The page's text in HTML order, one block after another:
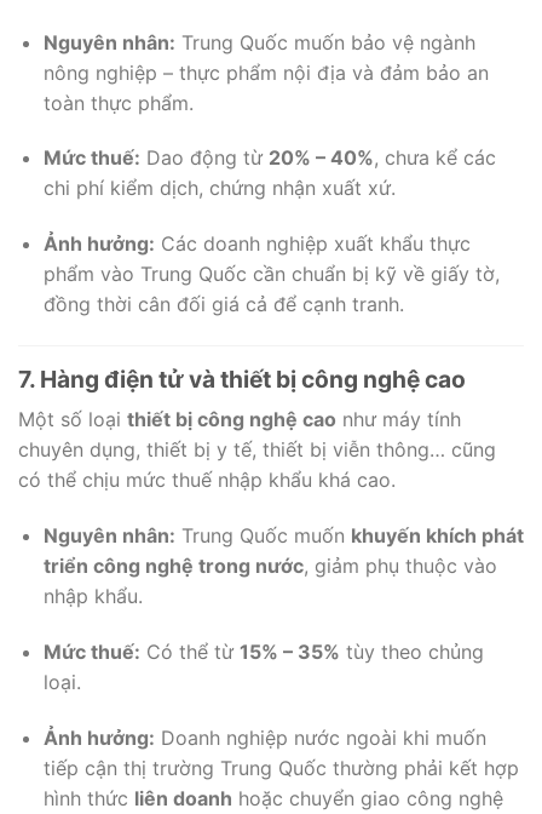
Nguyên nhân: Trung Quốc muốn bảo vệ ngành
nông nghiệp – thực phẩm nội địa và đảm bảo an
toàn thực phẩm.
Mức thuế: Dao động từ 20% – 40%, chưa kể các
chi phí kiểm dịch, chứng nhận xuất xứ.
Ảnh hưởng: Các doanh nghiệp xuất khẩu thực
phẩm vào Trung Quốc cần chuẩn bị kỹ về giấy tờ,
đồng thời cân đối giá cả để cạnh tranh.
7. Hàng điện tử và thiết bị công nghệ cao
Một số loại thiết bị công nghệ cao như máy tính
chuyên dụng, thiết bị y tế, thiết bị viễn thông… cũng
có thể chịu mức thuế nhập khẩu khá cao.
Nguyên nhân: Trung Quốc muốn khuyến khích phát
triển công nghệ trong nước, giảm phụ thuộc vào
nhập khẩu.
Mức thuế: Có thể từ 15% – 35% tùy theo chủng
loại.
Ảnh hưởng: Doanh nghiệp nước ngoài khi muốn
tiếp cận thị trường Trung Quốc thường phải kết hợp
hình thức liên doanh hoặc chuyển giao công nghệ